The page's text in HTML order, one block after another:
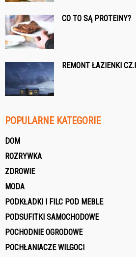
CO TO SĄ PROTEINY?
REMONT ŁAZIENKI CZ.III
POPULARNE KATEGORIE
DOM
ROZRYWKA
ZDROWIE
MODA
PODKŁADKI I FILC POD MEBLE
PODSUFITKI SAMOCHODOWE
POCHODNIE OGRODOWE
POCHŁANIACZE WILGOCI